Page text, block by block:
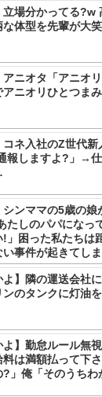
立場分かってる?w
な体型を先輩が大
アニオタ「アニオ
アニオリひとつま
コネ入社のZ世代
報しますよ?」→
シンママの5歳の
たしのパパになっ
!」困った私たち
い事件が起きてし
よ】隣の運送会社
のタンクに灯油
よ】勤怠ルール無
料は満額払って下
?」俺「そのうちわ